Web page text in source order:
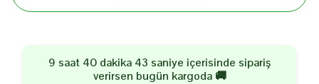
9 saat 40 dakika 43 saniye içerisinde sipariş
verirsen bugün kargoda 🚚